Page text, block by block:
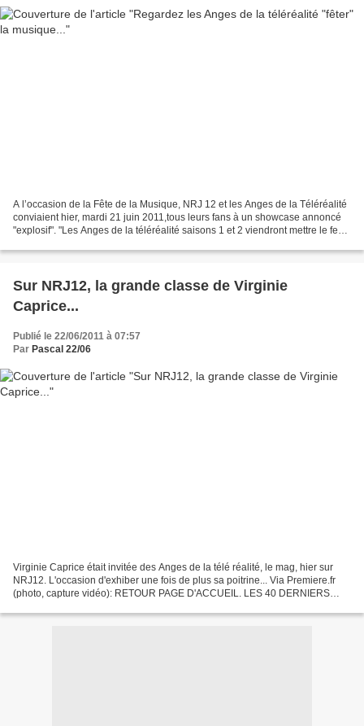
A l’occasion de la Fête de la Musique, NRJ 12 et les Anges de la Téléréalité
conviaient hier, mardi 21 juin 2011,tous leurs fans à un showcase annoncé
"explosif". "Les Anges de la téléréalité saisons 1 et 2 viendront mettre le feu
Sur NRJ12, la grande classe de Virginie
Caprice...
Publié le 22/06/2011 à 07:57
Par Pascal 22/06
Virginie Caprice était invitée des Anges de la télé réalité, le mag, hier sur
NRJ12. L'occasion d'exhiber une fois de plus sa poitrine... Via Premiere.fr
(photo, capture vidéo): RETOUR PAGE D'ACCUEIL. LES 40 DERNIERS